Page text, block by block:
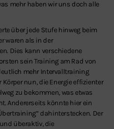
mehr haben wir uns doch alle
über jede Stufe hinweg beim
waren als in der
Dies kann verschiedene
sein Training am Rad von
mehr Intervalltraining
nun, die Energie effizienter
zu bekommen, was etwas
Andererseits könnte hier ein
dahinterstecken. Der
überaktiv, die